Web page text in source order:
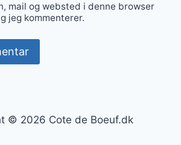
mail og websted i denne browser
jeg kommenterer.
© 2026 Cote de Boeuf.dk